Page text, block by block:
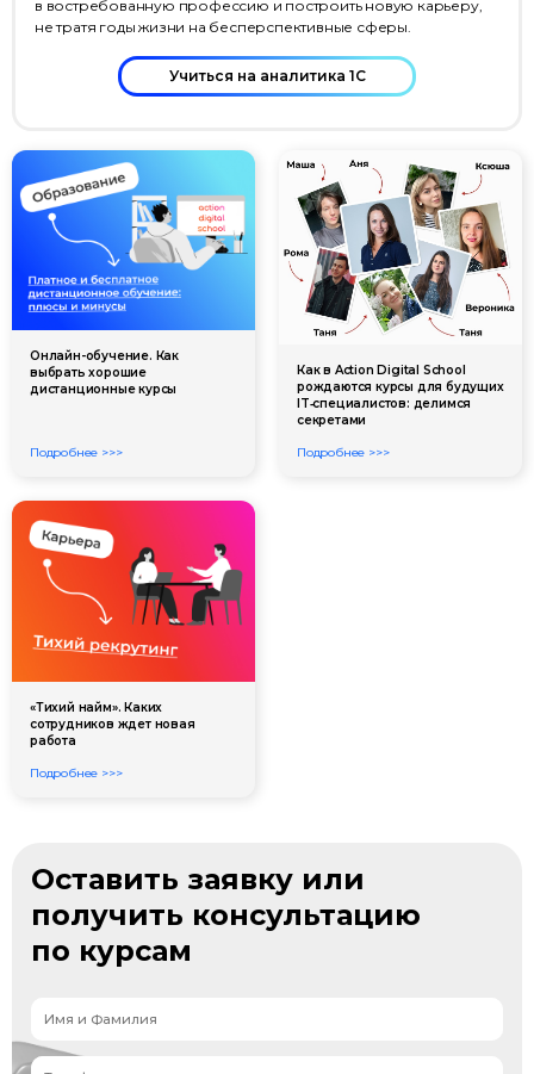
в востребованную профессию и построить новую карьеру,
не тратя годы жизни на бесперспективные сферы.
Учиться на аналитика 1С
Онлайн-обучение. Как
выбрать хорошие
дистанционные курсы
Подробнее >>>
Как в Action Digital School
рождаются курсы для будущих
IT‑специалистов: делимся
секретами
Подробнее >>>
«Тихий найм». Каких
сотрудников ждет новая
работа
Подробнее >>>
Оставить заявку или
получить консультацию
по курсам